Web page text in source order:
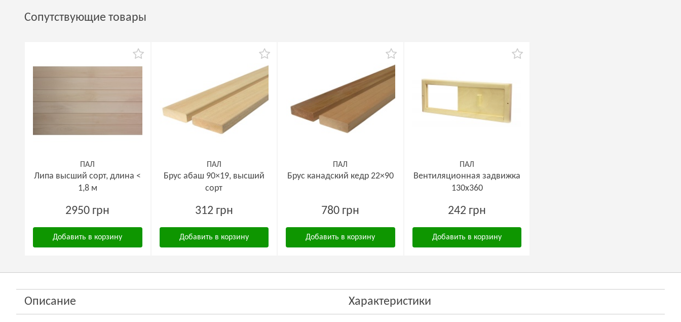
Сопутствующие товары
ПАЛ
Липа высший сорт, длина <
1,8 м
2950 грн
Добавить в корзину
ПАЛ
Брус абаш 90×19, высший
сорт
312 грн
Добавить в корзину
ПАЛ
Брус канадский кедр 22×90
780 грн
Добавить в корзину
ПАЛ
Вентиляционная задвижка
130х360
242 грн
Добавить в корзину
Описание Характеристики